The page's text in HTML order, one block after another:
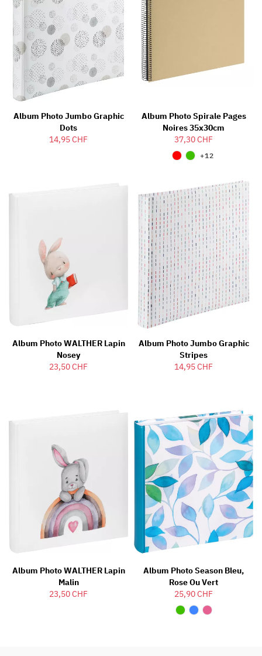
Album Photo Jumbo Graphic
Dots
14,95 CHF
Album Photo Spirale Pages
Noires 35x30cm
37,30 CHF
+12
Album Photo WALTHER Lapin
Nosey
23,50 CHF
Album Photo Jumbo Graphic
Stripes
14,95 CHF
Album Photo WALTHER Lapin
Malin
23,50 CHF
Album Photo Season Bleu,
Rose Ou Vert
25,90 CHF